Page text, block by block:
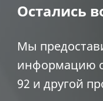
Остались
Мы
информацию
92 и другой